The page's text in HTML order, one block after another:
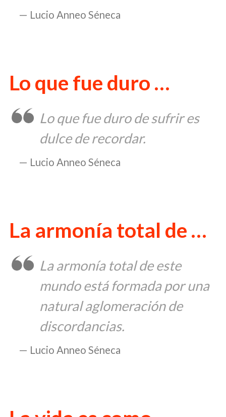
Lucio Anneo Séneca
Lo que fue duro …
Lucio Anneo Séneca
Lo que fue duro de sufrir es
dulce de recordar.
La armonía total de …
Lucio Anneo Séneca
La armonía total de este
mundo está formada por una
natural aglomeración de
discordancias.